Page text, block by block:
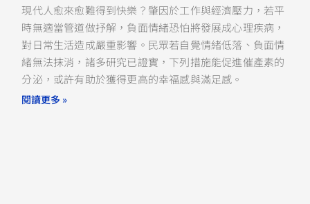
現代人愈來愈難得到快樂？肇因於工作與經濟壓力，若平
時無適當管道做抒解，負面情緒恐怕將發展成心理疾病，
對日常生活造成嚴重影響。民眾若自覺情緒低落、負面情
緒無法抹消，諸多研究已證實，下列措施能促進催產素的
分泌，或許有助於獲得更高的幸福感與滿足感。
閱讀更多 »